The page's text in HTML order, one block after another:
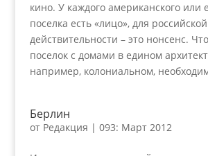
кино. У каждого американского или
поселка есть «лицо», для российской
действительности – это нонсенс.
поселок с домами в едином
например, колониальном,
Берлин
от Редакция | 093: Март 2012